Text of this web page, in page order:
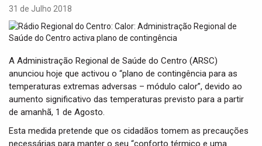
31 de Julho 2018
A Administração Regional de Saúde do Centro (ARSC)
anunciou hoje que activou o “plano de contingência para as
temperaturas extremas adversas – módulo calor”, devido ao
aumento significativo das temperaturas previsto para a partir
de amanhã, 1 de Agosto.
Esta medida pretende que os cidadãos tomem as precauções
necessárias para manter o seu “conforto térmico e uma